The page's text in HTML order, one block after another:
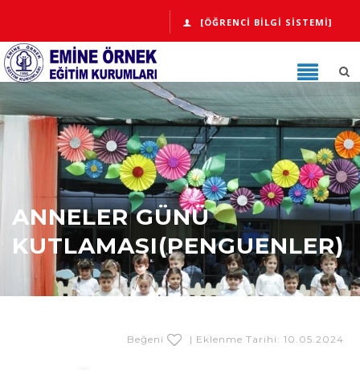
[ÖĞRENCI BILGI SISTEMI]
ANNELER GÜNÜ
KUTLAMASI(PENGUENLER)
Beğeni | Eklenme Tarihi: 10.05.2024